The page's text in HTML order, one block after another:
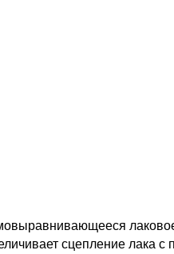
сцепление лака с